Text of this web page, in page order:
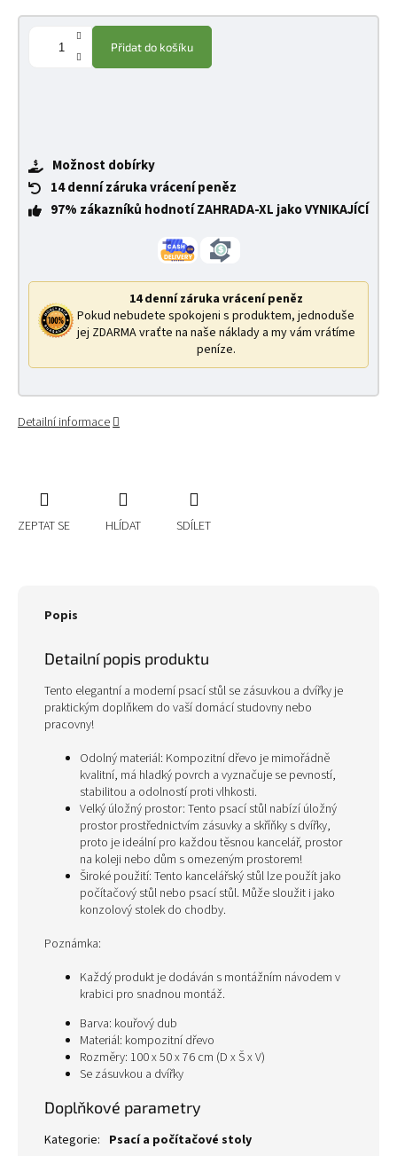
Přidat do košíku
Možnost dobírky
14 denní záruka vrácení peněz
97% zákazníků hodnotí ZAHRADA-XL jako VYNIKAJÍCÍ
14 denní záruka vrácení peněz
Pokud nebudete spokojeni s produktem, jednoduše
jej ZDARMA vraťte na naše náklady a my vám vrátíme
peníze.
Detailní informace
ZEPTAT SE HLÍDAT SDÍLET
Popis
Detailní popis produktu
Tento elegantní a moderní psací stůl se zásuvkou a dvířky je
praktickým doplňkem do vaší domácí studovny nebo
pracovny!
Odolný materiál: Kompozitní dřevo je mimořádně
kvalitní, má hladký povrch a vyznačuje se pevností,
stabilitou a odolností proti vlhkosti.
Velký úložný prostor: Tento psací stůl nabízí úložný
prostor prostřednictvím zásuvky a skříňky s dvířky,
proto je ideální pro každou těsnou kancelář, prostor
na koleji nebo dům s omezeným prostorem!
Široké použití: Tento kancelářský stůl lze použít jako
počítačový stůl nebo psací stůl. Může sloužit i jako
konzolový stolek do chodby.
Poznámka:
Každý produkt je dodáván s montážním návodem v
krabici pro snadnou montáž.
Barva: kouřový dub
Materiál: kompozitní dřevo
Rozměry: 100 x 50 x 76 cm (D x Š x V)
Se zásuvkou a dvířky
Doplňkové parametry
Kategorie: Psací a počítačové stoly